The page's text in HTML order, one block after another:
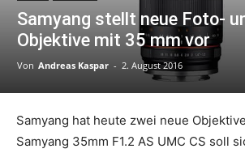
Samyang stellt neue Foto-
Objektive mit 35 mm vor
Von Andreas Kaspar - 2. August 2016
Samyang hat heute zwei neue
Samyang 35mm F1.2 AS UMC CS soll